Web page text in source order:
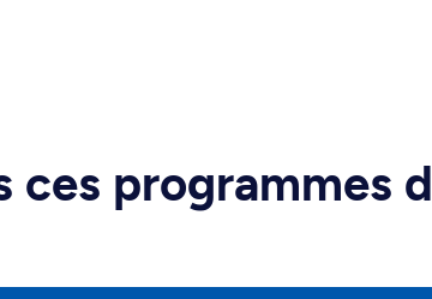
ces programmes